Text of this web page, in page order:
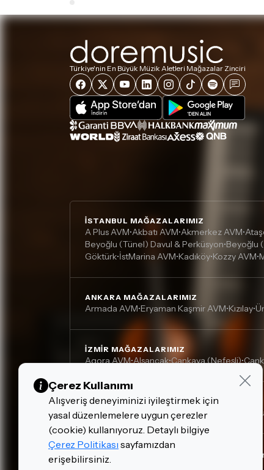
Türkiye'nin En Büyük Müzik Aletleri Mağazalar Zinciri
İSTANBUL MAĞAZALARIMIZ
A Plus AVM•Akbatı AVM•Akmerkez AVM•
Beyoğlu (Tünel) Davul & Perküsyon•Beyoğlu
Göktürk•İstMarina AVM•Kadıköy•Kozzy AVM•
ANKARA MAĞAZALARIMIZ
Armada AVM•Eryaman Kaşmir AVM•Kızılay•
İZMIR MAĞAZALARIMIZ
Agora AVM•Alsancak•Çankaya (Nefesli)•
DIĞER MAĞAZALARIMIZ
Adana, Çukurova - Turgut Özal• Adana,
Gizlilik Politikası Kişisel Verilerin
Çerez Kullanımı
Alışveriş deneyiminizi iyileştirmek için
yasal düzenlemelere uygun çerezler
(cookie) kullanıyoruz. Detaylı bilgiye
Çerez Politikası sayfamızdan
erişebilirsiniz.